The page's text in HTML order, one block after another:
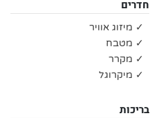
חדרים
✓ מיזוג אוויר
✓ מטבח
✓ מקרר
✓ מיקרוגל
בריכות